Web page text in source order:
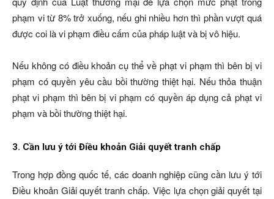
phạm vi từ 8% trở xuống, nếu ghi nhiều hơn thì phần vượt quá
được coi là vi phạm điều cấm của pháp luật và bị vô hiệu.
Nếu không có điều khoản cụ thể về phạt vi phạm thì bên bị vi
phạm có quyền yêu cầu bồi thường thiệt hại. Nếu thỏa thuận
phạt vi phạm thì bên bị vi phạm có quyền áp dụng cả phạt vi
phạm và bồi thường thiệt hại.
3. Cần lưu ý tới Điều khoản Giải quyết tranh chấp
Trong hợp đồng quốc tế, các doanh nghiệp cũng cần lưu ý tới
Điều khoản Giải quyết tranh chấp. Việc lựa chọn giải quyết tại